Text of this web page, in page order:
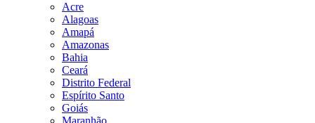
Acre
Alagoas
Amapá
Amazonas
Bahia
Ceará
Distrito Federal
Espírito Santo
Goiás